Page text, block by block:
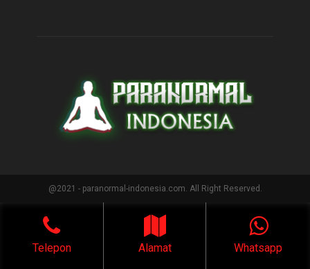
@2021 - paranormal-indonesia.com. All Right Reserved.
Telepon Alamat Whatsapp